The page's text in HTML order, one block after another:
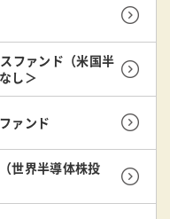
ファンド（米国半
し＞
ァンド
世界半導体株投